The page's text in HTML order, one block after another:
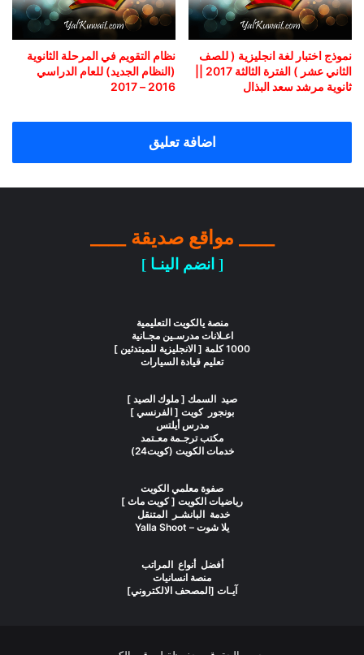
نموذج اختبار لغة انجليزية ( للصف
ثانوية مرشد سعد البذال
نظام التقويم في المرحلة الثانوية
(النظام الجديد) للعام الدراسي
2016 – 2017
اضافة تعليق
____ مواقع صديقة ____
[ انضم الينـا ]
منصة يالكويت التعليمية
اعـلانات مدرسـين مجـانية
1000 كلمة [ الانجليزية للمبتدئين ]
تعليم قيادة السيارات
صيد السمك [ ملوك الصيد ]
بونجور كويت [ الفرنسي ]
مدرس أيلتس
مكتب ترجـمة معـتمد
خدمات الكويت (كويت24)
صفوة معلمي الكويت
رياضيات الكويت [ كويت ماث ]
خدمة البانشـر المتنقل
يلا شوت – Yalla Shoot
أفضل أنواع المراتب
منصة انسانيات
آيـات [المصحف الالكتروني]